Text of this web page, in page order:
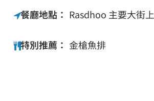
餐廳地點： Rasdhoo 主要大街上
特別推薦： 金槍魚排